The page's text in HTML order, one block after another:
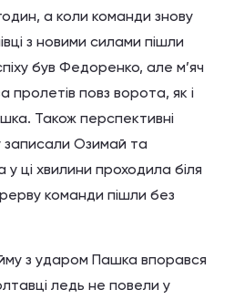
а коли команди знову
з новими силами пішли
був Федоренко, але м’яч
пролетів повз ворота, як і
Також перспективні
Озимай та
ці хвилини проходила біля
команди пішли без
з ударом Пашка впорався
ледь не повели у